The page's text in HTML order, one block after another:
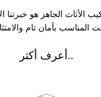
الأثاث الجاهز هو خبرتنا
أعرف أكثر..